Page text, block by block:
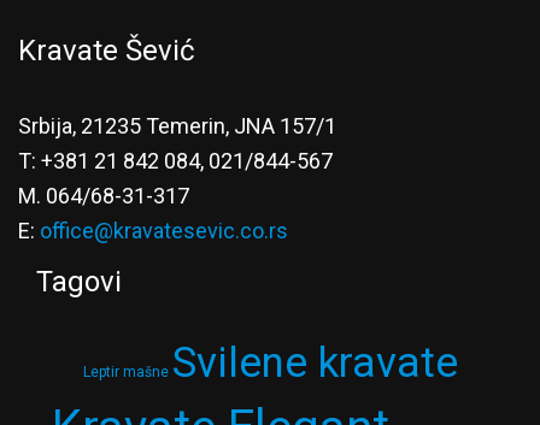
Kravate Šević
Srbija, 21235 Temerin, JNA 157/1
T: +381 21 842 084, 021/844-567
M. 064/68-31-317
E: office@kravatesevic.co.rs
Tagovi
Leptir mašne Svilene kravate